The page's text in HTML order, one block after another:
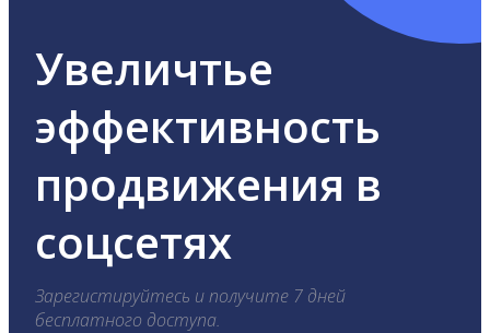
Увеличтье
эффективность
продвижения в
соцсетях
Зарегистируйтесь и получите 7 дней
бесплатного доступа.